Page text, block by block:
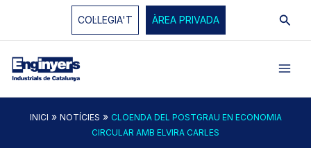
COL·LEGIA'T ÀREA PRIVADA
INICI » NOTÍCIES » CLOENDA DEL POSTGRAU EN ECONOMIA
CIRCULAR AMB ELVIRA CARLES